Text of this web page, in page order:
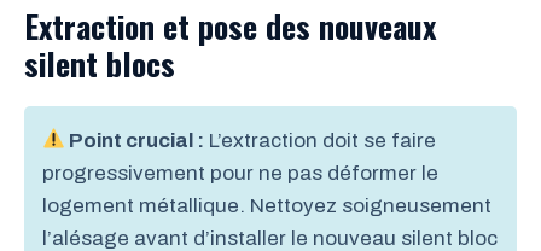
Extraction et pose des nouveaux
silent blocs
Point crucial : L’extraction doit se faire
progressivement pour ne pas déformer le
logement métallique. Nettoyez soigneusement
l’alésage avant d’installer le nouveau silent bloc